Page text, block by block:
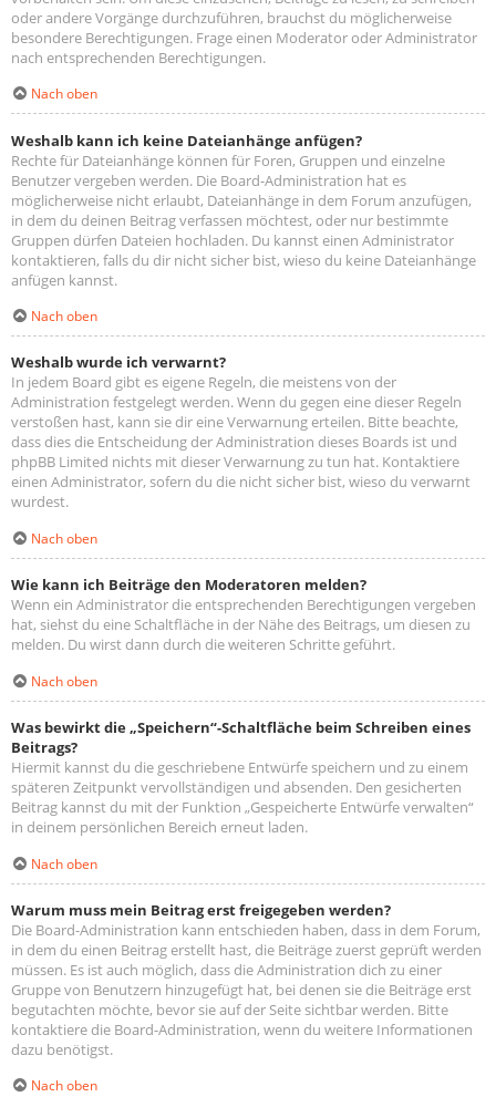
oder andere Vorgänge durchzuführen, brauchst du möglicherweise
besondere Berechtigungen. Frage einen Moderator oder Administrator
nach entsprechenden Berechtigungen.
Nach oben
Weshalb kann ich keine Dateianhänge anfügen?
Rechte für Dateianhänge können für Foren, Gruppen und einzelne
Benutzer vergeben werden. Die Board-Administration hat es
möglicherweise nicht erlaubt, Dateianhänge in dem Forum anzufügen,
in dem du deinen Beitrag verfassen möchtest, oder nur bestimmte
Gruppen dürfen Dateien hochladen. Du kannst einen Administrator
kontaktieren, falls du dir nicht sicher bist, wieso du keine Dateianhänge
anfügen kannst.
Nach oben
Weshalb wurde ich verwarnt?
In jedem Board gibt es eigene Regeln, die meistens von der
Administration festgelegt werden. Wenn du gegen eine dieser Regeln
verstoßen hast, kann sie dir eine Verwarnung erteilen. Bitte beachte,
dass dies die Entscheidung der Administration dieses Boards ist und
phpBB Limited nichts mit dieser Verwarnung zu tun hat. Kontaktiere
einen Administrator, sofern du die nicht sicher bist, wieso du verwarnt
wurdest.
Nach oben
Wie kann ich Beiträge den Moderatoren melden?
Wenn ein Administrator die entsprechenden Berechtigungen vergeben
hat, siehst du eine Schaltfläche in der Nähe des Beitrags, um diesen zu
melden. Du wirst dann durch die weiteren Schritte geführt.
Nach oben
Was bewirkt die „Speichern“-Schaltfläche beim Schreiben eines
Beitrags?
Hiermit kannst du die geschriebene Entwürfe speichern und zu einem
späteren Zeitpunkt vervollständigen und absenden. Den gesicherten
Beitrag kannst du mit der Funktion „Gespeicherte Entwürfe verwalten“
in deinem persönlichen Bereich erneut laden.
Nach oben
Warum muss mein Beitrag erst freigegeben werden?
Die Board-Administration kann entschieden haben, dass in dem Forum,
in dem du einen Beitrag erstellt hast, die Beiträge zuerst geprüft werden
müssen. Es ist auch möglich, dass die Administration dich zu einer
Gruppe von Benutzern hinzugefügt hat, bei denen sie die Beiträge erst
begutachten möchte, bevor sie auf der Seite sichtbar werden. Bitte
kontaktiere die Board-Administration, wenn du weitere Informationen
dazu benötigst.
Nach oben